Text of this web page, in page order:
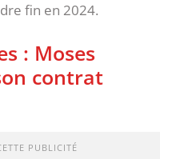
fin en 2024.
: Moses
contrat
PUBLICITÉ